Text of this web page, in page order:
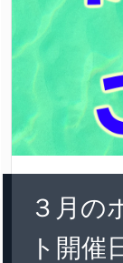
３月の
ト開催